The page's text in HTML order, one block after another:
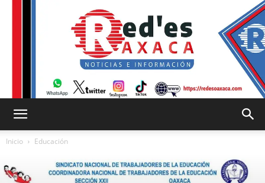
es
Inicio Educación